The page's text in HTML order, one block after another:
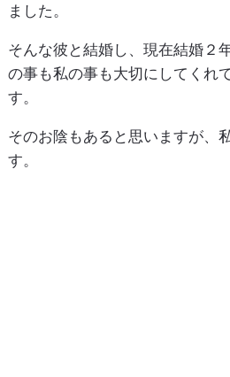
ました。
そんな彼と結婚し、現在結婚２
の事も私の事も大切にしてくれ
す。
そのお陰もあると思いますが、
す。